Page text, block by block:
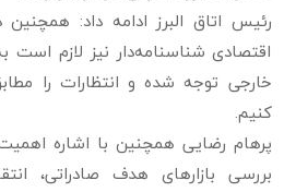
رئیس اتاق البرز ادامه داد:
اقتصادی شناسنامه‌دار نیز لازم است
خارجی توجه شده و انتظارات را
کنیم.
پرهام رضایی همچنین با اشاره
بررسی بازارهای هدف صادراتی،